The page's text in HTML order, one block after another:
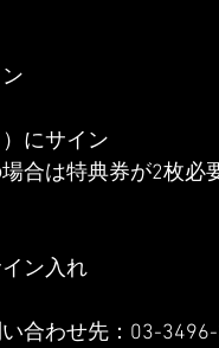
にサイン
合は特典券が2枚必
ン入れ
合わせ先：03-3496-